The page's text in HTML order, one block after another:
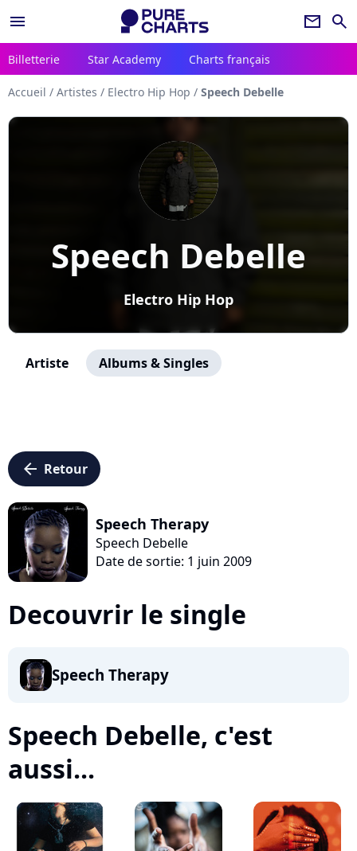
menu newsletter search
Billetterie Star Academy Charts français
Accueil / Artistes / Electro Hip Hop / Speech Debelle
Speech Debelle
Electro Hip Hop
Artiste Albums & Singles
arrow_left Retour
Speech Therapy
Speech Debelle
Date de sortie: 1 juin 2009
Decouvrir le single
Speech Therapy
Speech Debelle, c'est
aussi...